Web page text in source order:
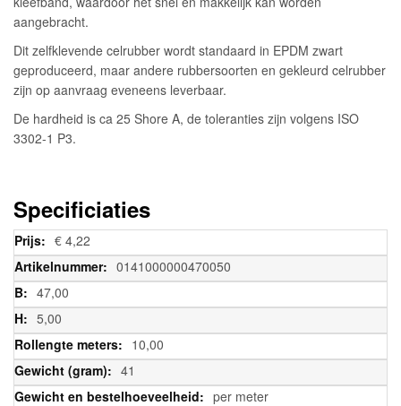
aangebracht.
Dit zelfklevende celrubber wordt standaard in EPDM zwart
geproduceerd, maar andere rubbersoorten en gekleurd celrubber
zijn op aanvraag eveneens leverbaar.
De hardheid is ca 25 Shore A, de toleranties zijn volgens ISO
3302-1 P3.
Specificiaties
Meer
informatie
€ 4,22
0141000000470050
47,00
5,00
10,00
41
per meter